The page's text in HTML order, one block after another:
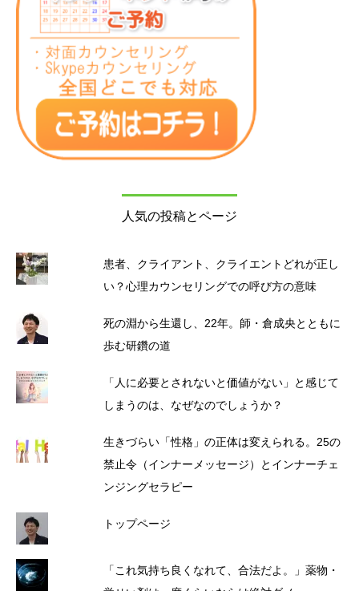
人気の投稿とページ
患者、クライアント、クライエントどれが正し
い？心理カウンセリングでの呼び方の意味
死の淵から生還し、22年。師・倉成央とともに
歩む研鑽の道
「人に必要とされないと価値がない」と感じて
しまうのは、なぜなのでしょうか？
生きづらい「性格」の正体は変えられる。25の
禁止令（インナーメッセージ）とインナーチェ
ンジングセラピー
トップページ
「これ気持ち良くなれて、合法だよ。」薬物・